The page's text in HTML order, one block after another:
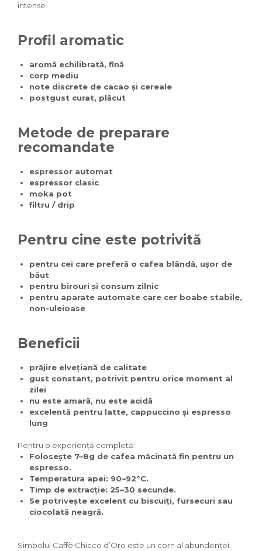
intense.
Profil aromatic
aromă echilibrată, fină
corp mediu
note discrete de cacao și cereale
postgust curat, plăcut
Metode de preparare
recomandate
espressor automat
espressor clasic
moka pot
filtru / drip
Pentru cine este potrivită
pentru cei care preferă o cafea blândă, ușor de
băut
pentru birouri și consum zilnic
pentru aparate automate care cer boabe stabile,
non-uleioase
Beneficii
prăjire elvețiană de calitate
gust constant, potrivit pentru orice moment al
zilei
nu este amară, nu este acidă
excelentă pentru latte, cappuccino și espresso
lung
Pentru o experiență completă:
Folosește 7–8g de cafea măcinată fin pentru un
espresso.
Temperatura apei: 90–92°C.
Timp de extracție: 25–30 secunde.
Se potrivește excelent cu biscuiți, fursecuri sau
ciocolată neagră.
Simbolul Caffè Chicco d’Oro este un corn al abundenței,